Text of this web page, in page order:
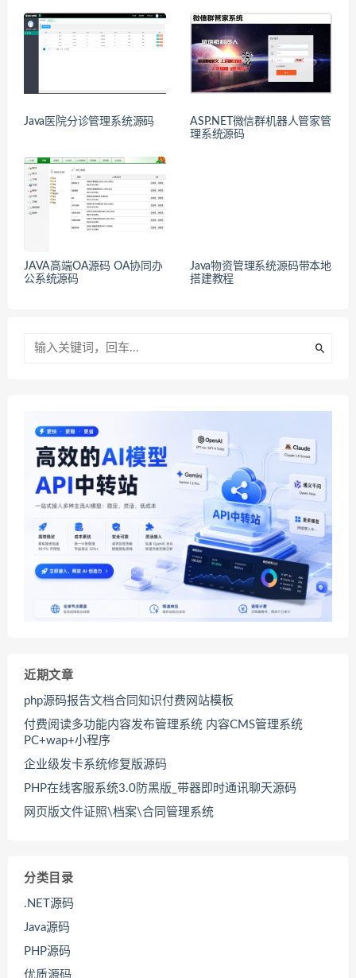
Java医院分诊管理系统源码
ASP.NET微信群机器人管家管
理系统源码
JAVA高端OA源码 OA协同办
公系统源码
Java物资管理系统源码带本地
搭建教程
近期文章
php源码报告文档合同知识付费网站模板
付费阅读多功能内容发布管理系统 内容CMS管理系统
PC+wap+小程序
企业级发卡系统修复版源码
PHP在线客服系统3.0防黑版_带器即时通讯聊天源码
网页版文件证照\档案\合同管理系统
分类目录
.NET源码
Java源码
PHP源码
优质源码